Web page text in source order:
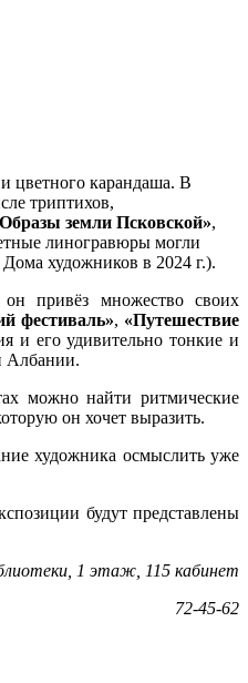
цветного карандаша. В
триптихов,
земли Псковской»,
линогравюры могли
художников в 2024 г.).
привёз множество своих
фестиваль», «Путешествие
и его удивительно тонкие и
Албании.
можно найти ритмические
он хочет выразить.
художника осмыслить уже
будут представлены
1 этаж, 115 кабинет
72-45-62